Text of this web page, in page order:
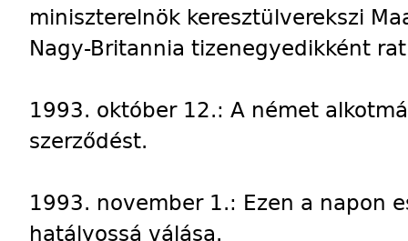
miniszterelnök keresztülverekszi
Nagy-Britannia tizenegyedikként
1993. október 12.: A német
szerződést.
1993. november 1.: Ezen a napon
hatályossá válása.